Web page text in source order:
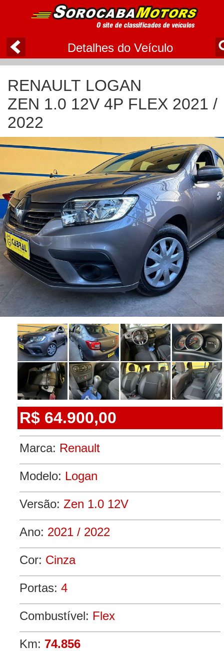
Detalhes do Veículo
RENAULT LOGAN
ZEN 1.0 12V 4P FLEX 2021 /
2022
R$ 64.900,00
Marca: Renault
Modelo: Logan
Versão: Zen 1.0 12V
Ano: 2021 / 2022
Cor: Cinza
Portas: 4
Combustível: Flex
Km: 74.856